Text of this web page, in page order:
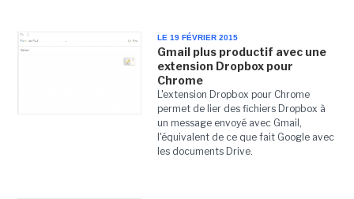
LE 19 FÉVRIER 2015
Gmail plus productif avec une
extension Dropbox pour
Chrome
L'extension Dropbox pour Chrome
permet de lier des fichiers Dropbox à
un message envoyé avec Gmail,
l'équivalent de ce que fait Google avec
les documents Drive.